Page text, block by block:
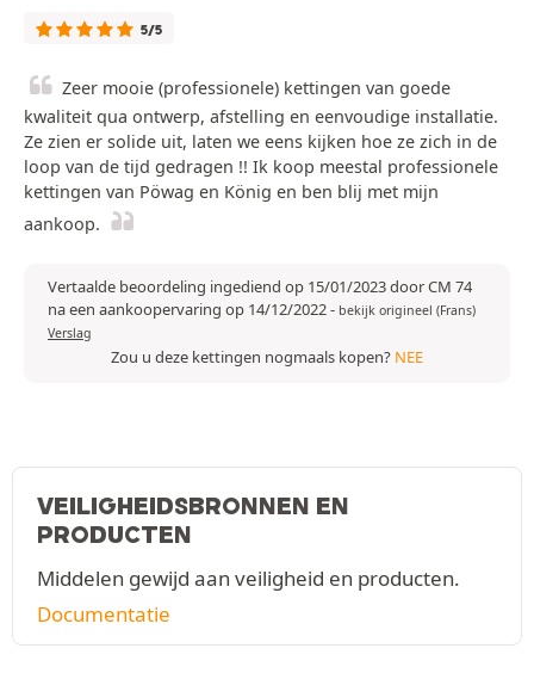
5/5
Zeer mooie (professionele) kettingen van goede
kwaliteit qua ontwerp, afstelling en eenvoudige installatie.
Ze zien er solide uit, laten we eens kijken hoe ze zich in de
loop van de tijd gedragen !! Ik koop meestal professionele
kettingen van Pöwag en König en ben blij met mijn
aankoop.
Vertaalde beoordeling ingediend op 15/01/2023 door CM 74
na een aankoopervaring op 14/12/2022- bekijk origineel (Frans)
Verslag
Zou u deze kettingen nogmaals kopen? NEE
VEILIGHEIDSBRONNEN EN
PRODUCTEN
Middelen gewijd aan veiligheid en producten.
Documentatie